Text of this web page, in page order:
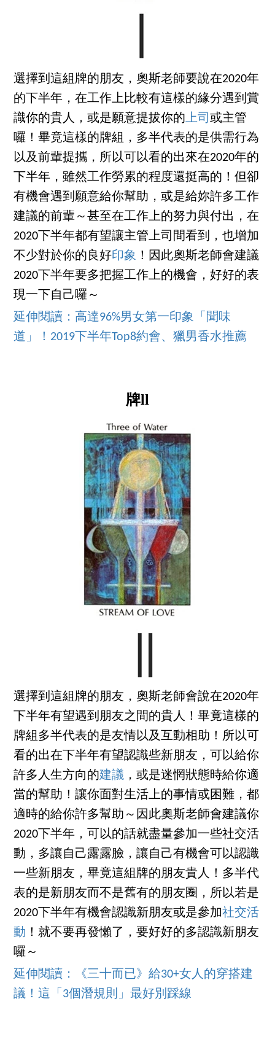
選擇到這組牌的朋友，奧斯老師要說在2020年
的下半年，在工作上比較有這樣的緣分遇到賞
識你的貴人，或是願意提拔你的上司或主管
囉！畢竟這樣的牌組，多半代表的是供需行為
以及前輩提攜，所以可以看的出來在2020年的
下半年，雖然工作勞累的程度還挺高的！但卻
有機會遇到願意給你幫助，或是給妳許多工作
建議的前輩～甚至在工作上的努力與付出，在
2020下半年都有望讓主管上司間看到，也增加
不少對於你的良好印象 ！因此奧斯老師會建議
2020下半年要多把握工作上的機會，好好的表
現一下自己囉～
延伸閱讀：高達96%男女第一印象「聞味
道」！2019下半年Top8約會、獵男香水推薦
牌ll
選擇到這組牌的朋友，奧斯老師會說在2020年
下半年有望遇到朋友之間的貴人！畢竟這樣的
牌組多半代表的是友情以及互動相助！所以可
看的出在下半年有望認識些新朋友，可以給你
許多人生方向的建議 ，或是迷惘狀態時給你適
當的幫助！讓你面對生活上的事情或困難，都
適時的給你許多幫助～因此奧斯老師會建議你
2020下半年，可以的話就盡量參加一些社交活
動，多讓自己露露臉，讓自己有機會可以認識
一些新朋友，畢竟這組牌的朋友貴人！多半代
表的是新朋友而不是舊有的朋友圈，所以若是
2020下半年有機會認識新朋友或是參加社交活
動 ！就不要再發懶了，要好好的多認識新朋友
囉～
延伸閱讀：《三十而已》給30+女人的穿搭建
議！這「3個潛規則」最好別踩線